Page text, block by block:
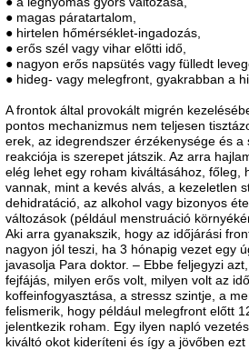
● magas páratartalom,
● hirtelen hőmérséklet-ingadozás,
● erős szél vagy vihar előtti idő,
● nagyon erős napsütés vagy fülledt
● hideg- vagy melegfront, gyakrabban a
A frontok által provokált migrén
pontos mechanizmus nem teljesen
erek, az idegrendszer érzékenysége és
reakciója is szerepet játszik. Az arra
elég lehet egy roham kiváltásához, főleg,
vannak, mint a kevés alvás, a kezeletlen
dehidratáció, az alkohol vagy bizonyos
változások (például menstruáció
Aki arra gyanakszik, hogy az időjárási
nagyon jól teszi, ha 3 hónapig vezet egy
javasolja Para doktor. – Ebbe feljegyzi
fejfájás, milyen erős volt, milyen volt az
koffeinfogyasztása, a stressz szintje, a
felismerik, hogy például melegfront előtt
jelentkezik roham. Egy ilyen napló
kiváltó okot kideríteni és így a jövőben